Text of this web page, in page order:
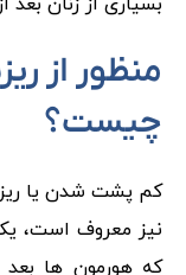
منظور از
چیست؟
کم پشت شدن یا
نیز معروف است،
که هورمون ها